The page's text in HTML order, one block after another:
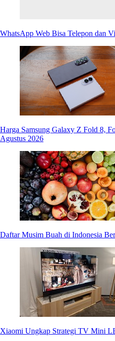
WhatsApp Web Bisa Telepon dan
Harga Samsung Galaxy Z Fold 8,
Agustus 2026
Daftar Musim Buah di Indonesia
Xiaomi Ungkap Strategi TV Mini